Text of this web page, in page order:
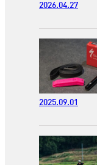
2026.04.27
2025.09.01